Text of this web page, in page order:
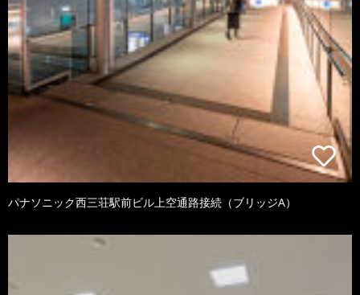
パナソニック西三荘駅前ビル上空通路接続（ブリッジA）